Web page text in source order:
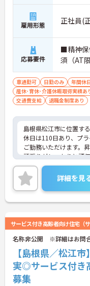
雇用形態 正社員(
応募要件
■精神保
須（AT
車通勤可 日勤のみ 年間休
産休･育休･介護休暇取得実績あ
交通費支給
退職金制度あり
島根県松江市に位置す
休日は110日あり、プ
ご勤務いただけます。
頑張りがしっかりと評
お持ちの方はお気軽に
詳細を見
サービス付き高齢者向け住宅（サ
名称非公開 ※詳細はお問
【島根県／松江
実◎サービス付き
募集